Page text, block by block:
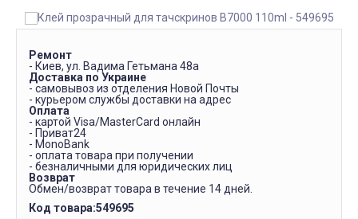
Ремонт
- Киев, ул. Вадима Гетьмана 48а
Доставка по Украине
- самовывоз из отделения Новой Почты
- курьером службы доставки на адрес
Оплата
- картой Visa/MasterCard онлайн
- Приват24
- MonoBank
- оплата товара при получении
- безналичными для юридических лиц
Возврат
Обмен/возврат товара в течение 14 дней.
Код товара:549695